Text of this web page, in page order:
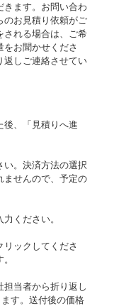
きます。お問い合わ
のお見積り依頼がご
される場合は、ご希
お聞かせくださ
返しご連絡させてい
、「見積りへ進
。決済方法の選択
ませんので、予定の
ください。
ックしてくださ
当者から折り返し
す。送付後の価格